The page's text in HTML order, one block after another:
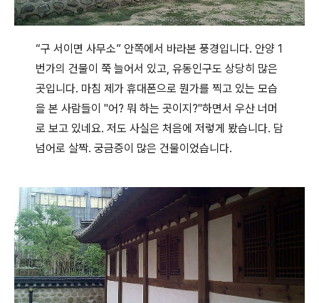
“구 서이면 사무소” 안쪽에서 바라본 풍경입니다. 안양 1
번가의 건물이 쭉 늘어서 있고, 유동인구도 상당히 많은
곳입니다. 마침 제가 휴대폰으로 뭔가를 찍고 있는 모습
을 본 사람들이 "어? 뭐 하는 곳이지?"하면서 우산 너머
로 보고 있네요. 저도 사실은 처음에 저렇게 봤습니다. 담
넘어로 살짝. 궁금증이 많은 건물이었습니다.